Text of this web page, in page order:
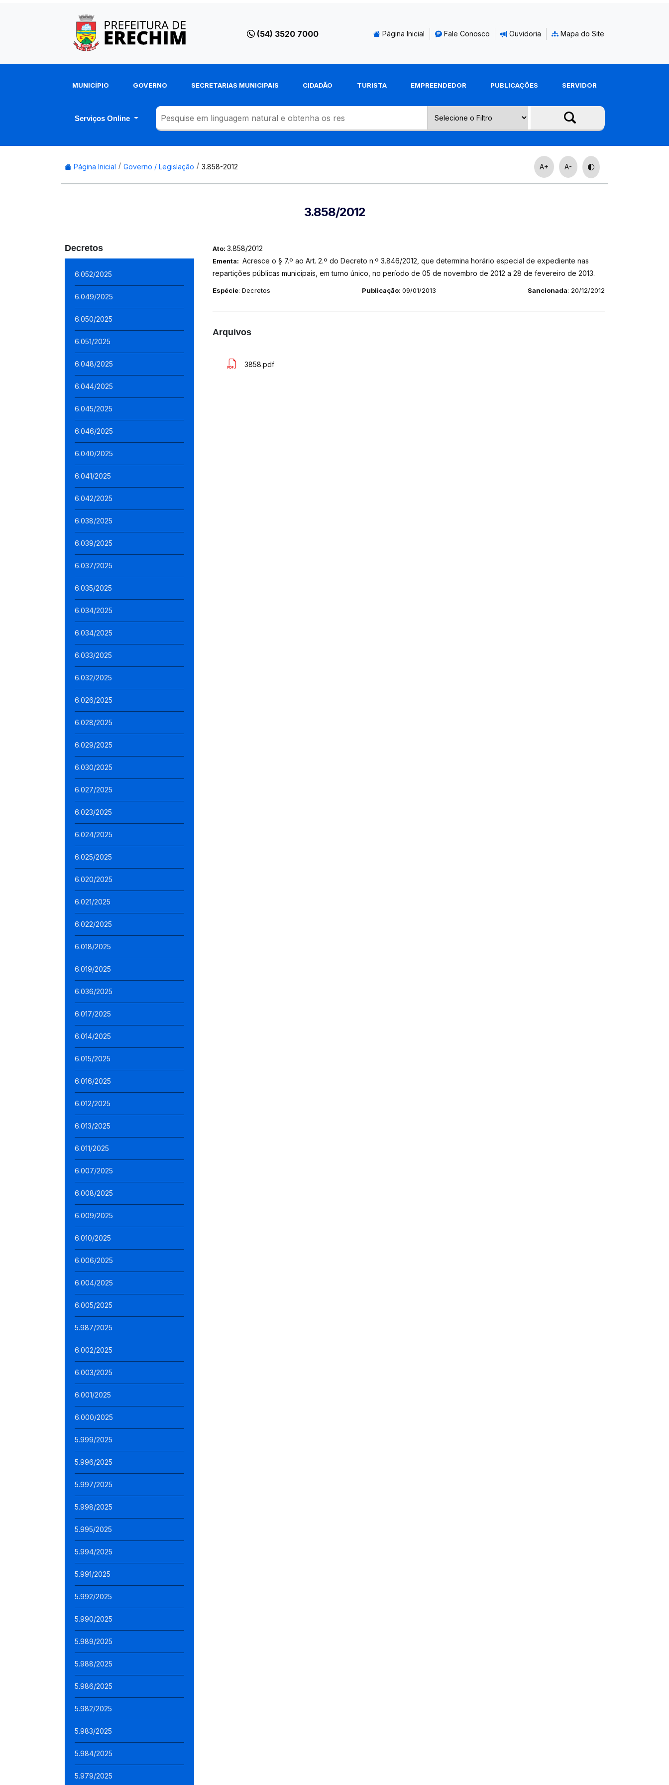
(54) 3520 7000 Página Inicial Fale Conosco Ouvidoria Mapa do Site
MUNICÍPIO GOVERNO SECRETARIAS MUNICIPAIS CIDADÃO TURISTA EMPREENDEDOR PUBLICAÇÕES SERVIDOR
Serviços Online
Página Inicial Governo / Legislação 3.858-2012 A+ A-
3.858/2012
Decretos
6.052/2025
6.049/2025
6.050/2025
6.051/2025
6.048/2025
6.044/2025
6.045/2025
6.046/2025
6.040/2025
6.041/2025
6.042/2025
6.038/2025
6.039/2025
6.037/2025
6.035/2025
6.034/2025
6.034/2025
6.033/2025
6.032/2025
6.026/2025
6.028/2025
6.029/2025
6.030/2025
6.027/2025
6.023/2025
6.024/2025
6.025/2025
6.020/2025
6.021/2025
6.022/2025
6.018/2025
6.019/2025
6.036/2025
6.017/2025
6.014/2025
6.015/2025
6.016/2025
6.012/2025
6.013/2025
6.011/2025
6.007/2025
6.008/2025
6.009/2025
6.010/2025
6.006/2025
6.004/2025
6.005/2025
5.987/2025
6.002/2025
6.003/2025
6.001/2025
6.000/2025
5.999/2025
5.996/2025
5.997/2025
5.998/2025
5.995/2025
5.994/2025
5.991/2025
5.992/2025
5.990/2025
5.989/2025
5.988/2025
5.986/2025
5.982/2025
5.983/2025
5.984/2025
5.979/2025
Ato: 3.858/2012
Ementa: Acresce o § 7.º ao Art. 2.º do Decreto n.º 3.846/2012, que determina horário especial de expediente nas
repartições públicas municipais, em turno único, no período de 05 de novembro de 2012 a 28 de fevereiro de 2013.
Espécie: Decretos Publicação: 09/01/2013 Sancionada: 20/12/2012
Arquivos
3858.pdf